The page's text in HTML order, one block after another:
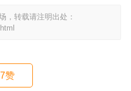
，转载请注明出处：
赞